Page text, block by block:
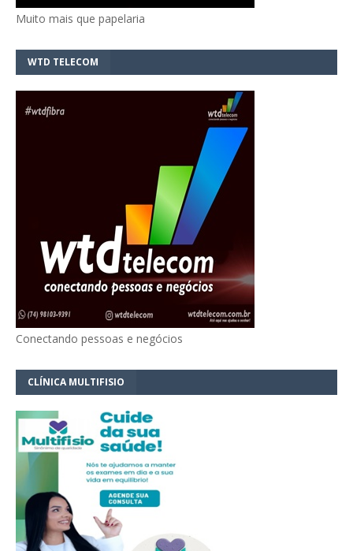
Muito mais que papelaria
WTD TELECOM
Conectando pessoas e negócios
CLÍNICA MULTIFISIO